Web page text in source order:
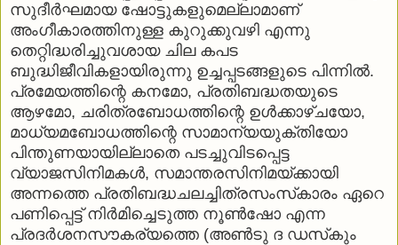
സുദീര്‍ഘമായ ഷോട്ടുകളുമെല്ലാമാണ്
അംഗീകാരത്തിനുള്ള കുറുക്കുവഴി എന്നു
തെറ്റിദ്ധരിച്ചുവശായ ചില കപട
ബുദ്ധിജീവികളായിരുന്നു ഉച്ചപ്പടങ്ങളുടെ പിന്നില്‍.
പ്രമേയത്തിന്റെ കനമോ, പ്രതിബദ്ധതയുടെ
ആഴമോ, ചരിത്രബോധത്തിന്റെ ഉള്‍ക്കാഴ്ചയോ,
മാധ്യമബോധത്തിന്റെ സാമാന്യയുക്തിയോ
പിന്തുണയായില്ലാതെ പടച്ചുവിടപ്പെട്ട
വ്യാജസിനിമകള്‍, സമാന്തരസിനിമയ്ക്കായി
അന്നത്തെ പ്രതിബദ്ധചലച്ചിത്രസംസ്‌കാരം ഏറെ
പണിപ്പെട്ട് നിര്‍മിച്ചെടുത്ത നൂണ്‍ഷോ എന്ന
പ്രദര്‍ശനസൗകര്യത്തെ (അണ്‍ടു ദ ഡസ്‌കും